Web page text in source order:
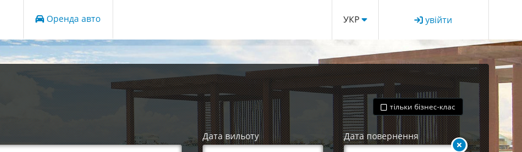
Оренда авто УКР увійти
тільки бізнес-клас
Дата вильоту Дата повернення